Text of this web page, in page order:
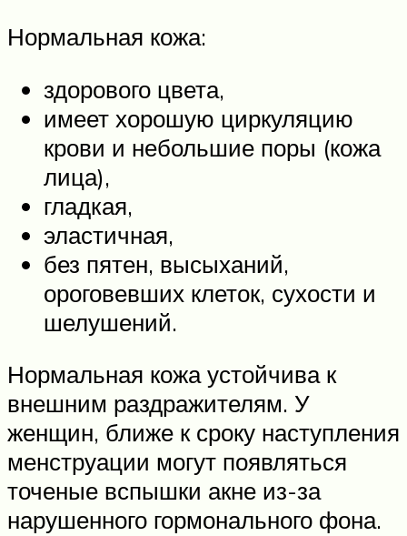
Нормальная кожа:
здорового цвета,
имеет хорошую циркуляцию
крови и небольшие поры (кожа
лица),
гладкая,
эластичная,
без пятен, высыханий,
ороговевших клеток, сухости и
шелушений.
Нормальная кожа устойчива к
внешним раздражителям. У
женщин, ближе к сроку наступления
менструации могут появляться
точеные вспышки акне из-за
нарушенного гормонального фона.